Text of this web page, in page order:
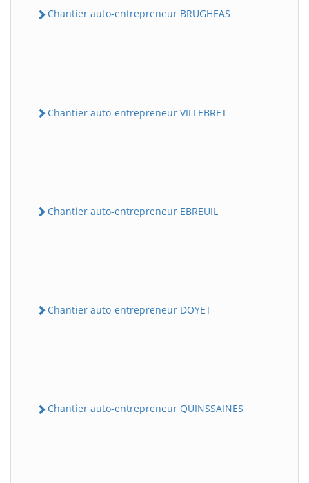
Chantier auto-entrepreneur BRUGHEAS
Chantier auto-entrepreneur VILLEBRET
Chantier auto-entrepreneur EBREUIL
Chantier auto-entrepreneur DOYET
Chantier auto-entrepreneur QUINSSAINES